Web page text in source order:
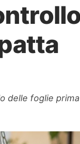
delle foglie